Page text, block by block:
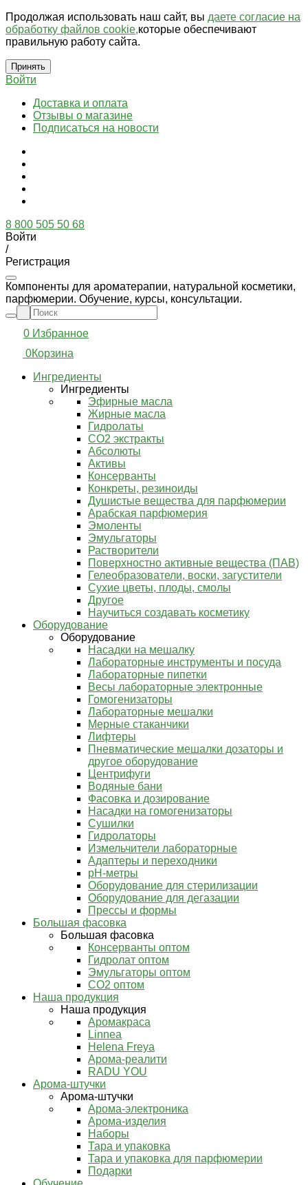
Продолжая использовать наш сайт, вы даете согласие на
обработку файлов cookie,которые обеспечивают
правильную работу сайта.
Принять
Войти
Доставка и оплата
Отзывы о магазине
Подписаться на новости
8 800 505 50 68
Войти
/
Регистрация
Компоненты для ароматерапии, натуральной косметики,
парфюмерии. Обучение, курсы, консультации.
0 Избранное
0Корзина
Ингредиенты
Ингредиенты
Эфирные масла
Жирные масла
Гидролаты
СО2 экстракты
Абсолюты
Активы
Консерванты
Конкреты, резиноиды
Душистые вещества для парфюмерии
Арабская парфюмерия
Эмоленты
Эмульгаторы
Растворители
Поверхностно активные вещества (ПАВ)
Гелеобразователи, воски, загустители
Сухие цветы, плоды, смолы
Другое
Научиться создавать косметику
Оборудование
Оборудование
Насадки на мешалку
Лабораторные инструменты и посуда
Лабораторные пипетки
Весы лабораторные электронные
Гомогенизаторы
Лабораторные мешалки
Мерные стаканчики
Лифтеры
Пневматические мешалки дозаторы и
другое оборудование
Центрифуги
Водяные бани
Фасовка и дозирование
Насадки на гомогенизаторы
Сушилки
Гидролаторы
Измельчители лабораторные
Адаптеры и переходники
pH-метры
Оборудование для стерилизации
Оборудование для дегазации
Прессы и формы
Большая фасовка
Большая фасовка
Консерванты оптом
Гидролат оптом
Эмульгаторы оптом
СО2 оптом
Наша продукция
Наша продукция
Аромакраса
Linnea
Helena Freya
Арома-реалити
RADU YOU
Арома-штучки
Арома-штучки
Арома-электроника
Арома-изделия
Наборы
Тара и упаковка
Тара и упаковка для парфюмерии
Подарки